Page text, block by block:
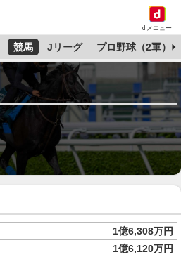
dメニュー
競馬 Jリーグ プロ野球（2軍）
1億6,308万円
1億6,120万円